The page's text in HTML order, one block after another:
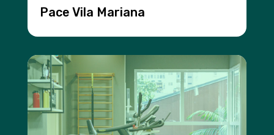
Pace Vila Mariana